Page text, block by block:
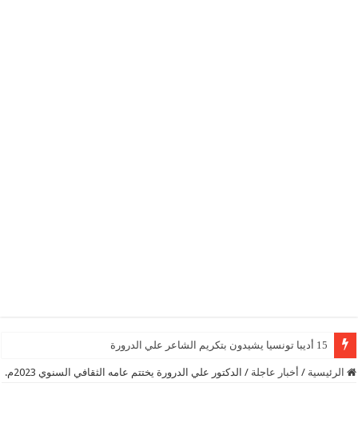
15 أديبا تونسيا يشيدون بتكريم الشاعر علي الدرورة
الرئيسية / أخبار عاجلة / الدكتور علي الدرورة يختتم عامه الثقافي السنوي 2023م.